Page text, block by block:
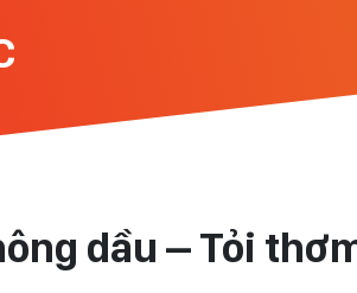
dầu – Tỏi